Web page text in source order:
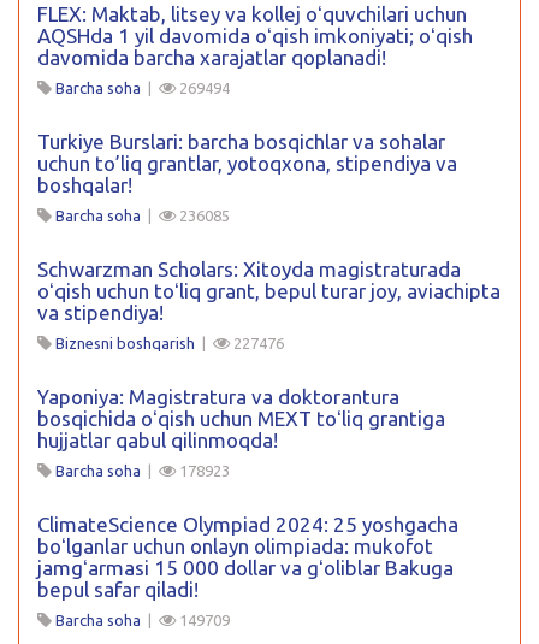
FLEX: Maktab, litsey va kollej oʻquvchilari uchun
AQSHda 1 yil davomida oʻqish imkoniyati; oʻqish
davomida barcha xarajatlar qoplanadi!
Barcha soha | 269494
Turkiye Burslari: barcha bosqichlar va sohalar
uchun to’liq grantlar, yotoqxona, stipendiya va
boshqalar!
Barcha soha | 236085
Schwarzman Scholars: Xitoyda magistraturada
oʻqish uchun toʻliq grant, bepul turar joy, aviachipta
va stipendiya!
Biznesni boshqarish | 227476
Yaponiya: Magistratura va doktorantura
bosqichida oʻqish uchun MEXT toʻliq grantiga
hujjatlar qabul qilinmoqda!
Barcha soha | 178923
ClimateScience Olympiad 2024: 25 yoshgacha
boʻlganlar uchun onlayn olimpiada: mukofot
jamgʻarmasi 15 000 dollar va gʻoliblar Bakuga
bepul safar qiladi!
Barcha soha | 149709